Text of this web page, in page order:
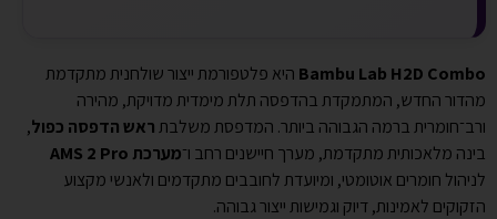
Bambu Lab H2D Combo היא פלטפורמת ייצור שולחנית מתקדמת
מהדור החדש, המתמקדת בהדפסה תלת מימדית מדויקת, מהירה
ורב־חומרית ברמה הגבוהה ביותר. המדפסת משלבתראש הדפסה כפול,
בינה מלאכותית מתקדמת, מערך חיישנים רחב ו־מערכת AMS 2 Pro
לניהול חומרים אוטומטי, ומיועדת לחובבים מתקדמים ולאנשי מקצוע
הזקוקים לאמינות, דיוק וגמישות ייצור גבוהה.